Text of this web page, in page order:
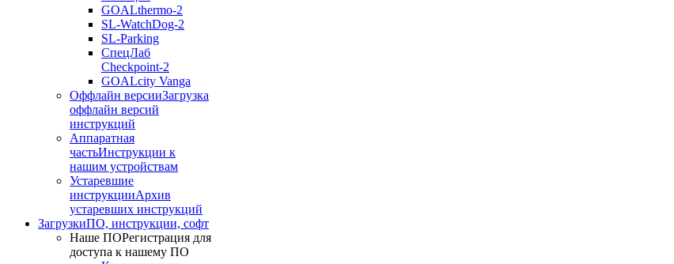
GOALthermo-2
SL-WatchDog-2
SL-Parking
СпецЛаб
Checkpoint-2
GOALcity Vanga
Оффлайн версииЗагрузка
оффлайн версий
инструкций
Аппаратная
частьИнструкции к
нашим устройствам
Устаревшие
инструкцииАрхив
устаревших инструкций
ЗагрузкиПО, инструкции, софт
Наше ПОРегистрация для
доступа к нашему ПО